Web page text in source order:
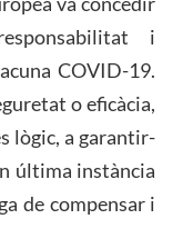
i
COVID-19.
o eficàcia,
lògic, a garantir-
última instància
de compensar i